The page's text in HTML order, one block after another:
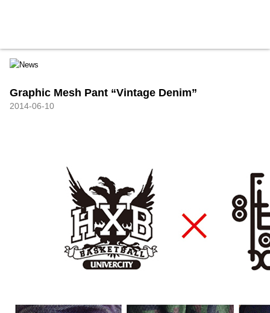
Graphic Mesh Pant “Vintage Denim”
2014-06-10